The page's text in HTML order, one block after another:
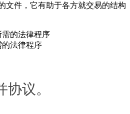
文件，它有助于各方就交易的结构
的法律程序
议。